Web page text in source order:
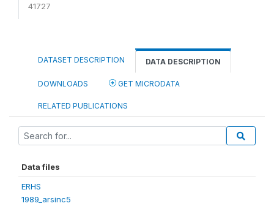
41727
DATASET DESCRIPTION DATA DESCRIPTION
DOWNLOADS GET MICRODATA
RELATED PUBLICATIONS
Data files
ERHS
1989_arsinc5